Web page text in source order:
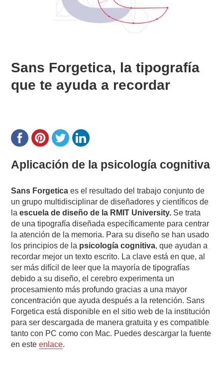
Sans Forgetica, la tipografía
que te ayuda a recordar
Aplicación de la psicología cognitiva
Sans Forgeticaes el resultado del trabajo conjunto de
un grupo multidisciplinar de diseñadores y científicos de
laescuela de diseño de la RMIT University. Se trata
de una tipografía diseñada específicamente para centrar
la atención de la memoria. Para su diseño se han usado
los principios de la psicología cognitiva, que ayudan a
recordar mejor un texto escrito. La clave está en que, al
ser más difícil de leer que la mayoría de tipografías
debido a su diseño, el cerebro experimenta un
procesamiento más profundo gracias a una mayor
concentración que ayuda después a la retención. Sans
Forgetica está disponible en el sitio web de la institución
para ser descargada de manera gratuita y es compatible
tanto con PC como con Mac. Puedes descargar la fuente
en esteenlace.